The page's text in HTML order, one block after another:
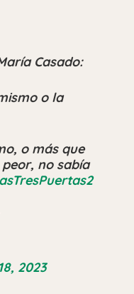
Casado:
o la
o más que
no sabía
2023